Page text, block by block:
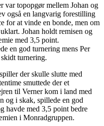
var topopgør mellem Johan og
også en langvarig forestilling
for at vinde en bonde, men om
Johan holdt remisen og
med 3,5 point.
en god turnering mens Per
turnering.
der skulle slutte med
smuttede der et
til Verner kom i land med
og i skak, spillede en god
havde med 3,5 point bedre
i Monradgruppen.